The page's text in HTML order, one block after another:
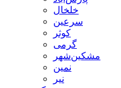
خلخال
سرعین
کوثر
گرمی
مشکین‌شهر
نمین
نیر